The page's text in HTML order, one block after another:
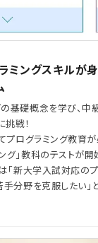
ミングスキルが
基礎概念を学び、中
戦！
プログラミング教育
グ」教科のテストが開
「新大学入試対応の
手分野を克服したい